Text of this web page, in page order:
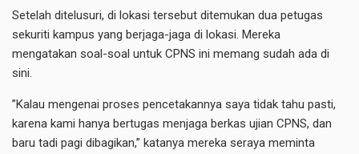
Setelah ditelusuri, di lokasi tersebut ditemukan dua petugas
sekuriti kampus yang berjaga-jaga di lokasi. Mereka
mengatakan soal-soal untuk CPNS ini memang sudah ada di
sini.
”Kalau mengenai proses pencetakannya saya tidak tahu pasti,
karena kami hanya bertugas menjaga berkas ujian CPNS, dan
baru tadi pagi dibagikan,” katanya mereka seraya meminta